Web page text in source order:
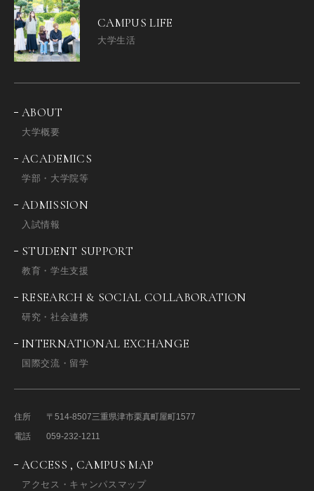
CAMPUS LIFE
大学生活
ABOUT
大学概要
ACADEMICS
学部・大学院等
ADMISSION
入試情報
STUDENT SUPPORT
教育・学生支援
RESEARCH & SOCIAL COLLABORATION
研究・社会連携
INTERNATIONAL EXCHANGE
国際交流・留学
住所 〒514-8507三重県津市栗真町屋町1577
電話
059-232-1211
ACCESS , CAMPUS MAP
アクセス・キャンパスマップ